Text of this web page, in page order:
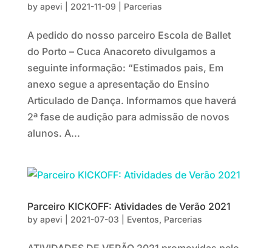
by apevi 2021-11-09 Parcerias
A pedido do nosso parceiro Escola de Ballet
do Porto – Cuca Anacoreto divulgamos a
seguinte informação: “Estimados pais, Em
anexo segue a apresentação do Ensino
Articulado de Dança. Informamos que haverá
2ª fase de audição para admissão de novos
alunos. A...
Parceiro KICKOFF: Atividades de Verão 2021
by apevi 2021-07-03 Eventos, Parcerias